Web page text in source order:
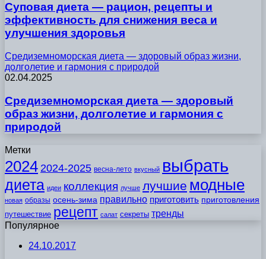
Суповая диета — рацион, рецепты и
эффективность для снижения веса и
улучшения здоровья
Средиземноморская диета — здоровый образ жизни,
долголетие и гармония с природой
02.04.2025
Средиземноморская диета — здоровый
образ жизни, долголетие и гармония с
природой
Метки
2024 2024-2025 весна-лето вкусный выбрать
диета идеи коллекция лучше лучшие модные
новая образы осень-зима правильно приготовить приготовления
путешествие рецепт салат секреты тренды
Популярное
24.10.2017